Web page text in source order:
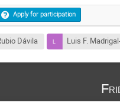
Apply for participation
Dávila Luis F.